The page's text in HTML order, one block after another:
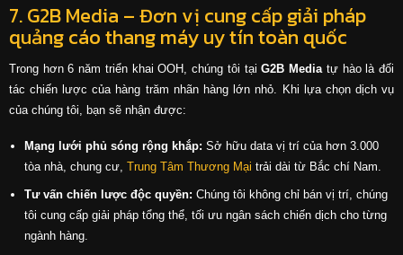
7. G2B Media – Đơn vị cung cấp giải pháp
quảng cáo thang máy uy tín toàn quốc
Trong hơn 6 năm triển khai OOH, chúng tôi tạiG2B Mediatự hào là đối
tác chiến lược của hàng trăm nhãn hàng lớn nhỏ. Khi lựa chọn dịch vụ
của chúng tôi, bạn sẽ nhận được:
Mạng lưới phủ sóng rộng khắp: Sở hữu data vị trí của hơn 3.000
tòa nhà, chung cư, Trung Tâm Thương Mại trải dài từ Bắc chí Nam.
Tư vấn chiến lược độc quyền: Chúng tôi không chỉ bán vị trí, chúng
tôi cung cấp giải pháp tổng thể, tối ưu ngân sách chiến dịch cho từng
ngành hàng.